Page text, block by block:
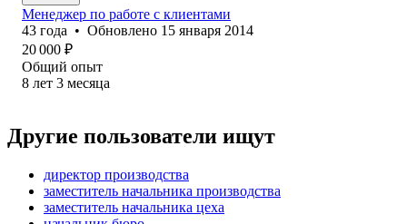
Менеджер по работе с клиентами
43 года • Обновлено 15 января 2014
20 000 ₽
Общий опыт
8 лет 3 месяца
Другие пользователи ищут
директор производства
заместитель начальника производства
заместитель начальника цеха